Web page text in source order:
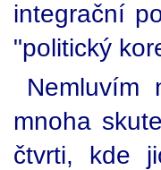
integrační
"politický
Nemluvím
mnoha
čtvrti, kde